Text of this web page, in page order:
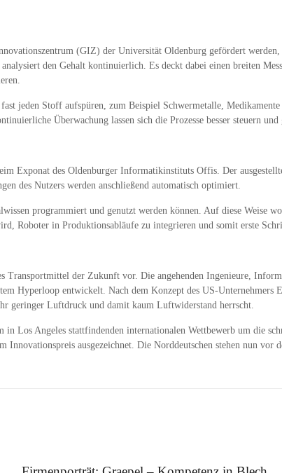
(GIZ) der Universität Oldenburg gefördert
den Gehalt kontinuierlich. Es deckt dabei einen breiten
jeden Stoff aufspüren, zum Beispiel Schwermetalle,
Überwachung lassen sich die Prozesse besser steuern
Exponat des Oldenburger Informatikinstituts Offis. Der
des Nutzers werden anschließend automatisch optimiert.
programmiert und genutzt werden können. Auf diese Weise
Roboter in Produktionsabläufe zu integrieren und somit erste
Transportmittel der Zukunft vor. Die angehenden Ingenieure,
Hyperloop entwickelt. Nach dem Konzept des US-Unternehmers
geringer Luftdruck und damit kaum Luftwiderstand herrscht.
Los Angeles stattfindenden internationalen Wettbewerb um die
Innovationspreis ausgezeichnet. Die Norddeutschen stehen nun